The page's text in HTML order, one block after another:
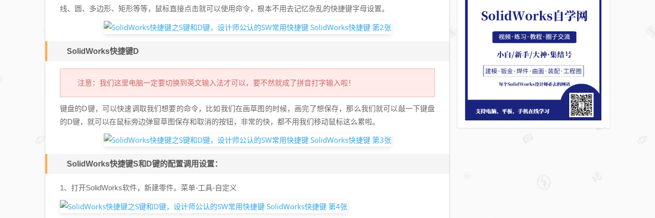
线、圆、多边形、矩形等等，鼠标直接点击就可以使用命令，根本不用去记忆杂乱的快捷键字母设置。
SolidWorks快捷键D
注意：我们这里电脑一定要切换到英文输入法才可以，要不然就成了拼音打字输入啦！
键盘的D键，可以快速调取我们想要的命令，比如我们在画草图的时候，画完了想保存，那么我们就可以敲一下键盘
的D键，就可以在鼠标旁边弹窗草图保存和取消的按钮，非常的快，都不用我们移动鼠标这么累啦。
SolidWorks快捷键S和D键的配置调用设置：
1、打开SolidWorks软件，新建零件。菜单-工具-自定义